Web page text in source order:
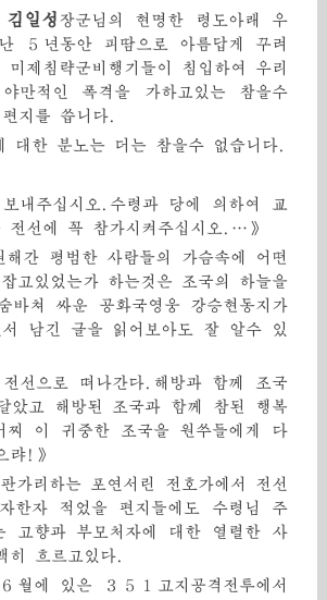
김일성 장군님의 현명한 령도아래 우
５년동안 피땀으로 아름답게 꾸려
미제침략군비행기들이 침입하여 우리
만적인 폭격을 가하고있는 참을수
지를 씁니다.
대한 분노는 더는 참을수 없습니다.
내주십시오.수령과 당에 의하여 교
전선에 꼭 참가시켜주십시오.…》
해간 평범한 사람들의 가슴속에 어떤
고있었는가 하는것은 조국의 하늘을
바쳐 싸운 공화국영웅 강승현동지가
서 남긴 글을 읽어보아도 잘 알수 있
선으로 떠나간다.해방과 함께 조국
았고 해방된 조국과 함께 참된 행복
이 귀중한 조국을 원쑤들에게 다
랴!》
가리하는 포연서린 전호가에서 전선
한자 적었을 편지들에도 수령님 주
고향과 부모처자에 대한 열렬한 사
히 흐르고있다.
월에 있은 ３５１고지공격전투에서